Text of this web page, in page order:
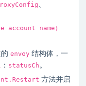
account name）
envoy 结构体，一
： statusCh 。
方法并启